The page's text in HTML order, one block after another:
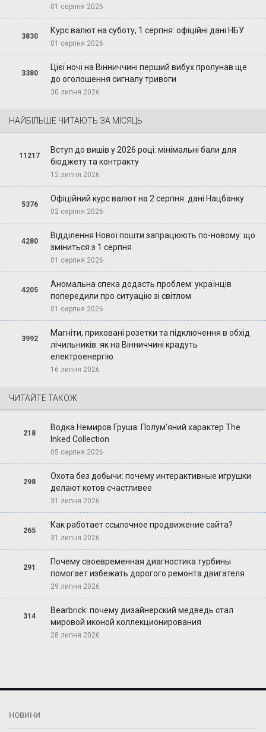
01 серпня 2026
3830
Курс валют на суботу, 1 серпня: офіційні дані НБУ
01 серпня 2026
3380
Цієї ночі на Вінниччині перший вибух пролунав ще
до оголошення сигналу тривоги
30 липня 2026
НАЙБІЛЬШЕ ЧИТАЮТЬ ЗА МІСЯЦЬ
11217
Вступ до вишів у 2026 році: мінімальні бали для
бюджету та контракту
12 липня 2026
5376
Офіційний курс валют на 2 серпня: дані Нацбанку
02 серпня 2026
4280
Відділення Нової пошти запрацюють по-новому: що
зміниться з 1 серпня
01 серпня 2026
4205
Аномальна спека додасть проблем: українців
попередили про ситуацію зі світлом
01 серпня 2026
3992
Магніти, приховані розетки та підключення в обхід
лічильників: як на Вінниччині крадуть
електроенергію
16 липня 2026
ЧИТАЙТЕ ТАКОЖ
218
Водка Немиров Груша: Полум'яний характер The
Inked Collection
05 серпня 2026
298
Охота без добычи: почему интерактивные игрушки
делают котов счастливее
31 липня 2026
265
Как работает ссылочное продвижение сайта?
31 липня 2026
291
Почему своевременная диагностика турбины
помогает избежать дорогого ремонта двигателя
29 липня 2026
314
Bearbrick: почему дизайнерский медведь стал
мировой иконой коллекционирования
28 липня 2026
НОВИНИ